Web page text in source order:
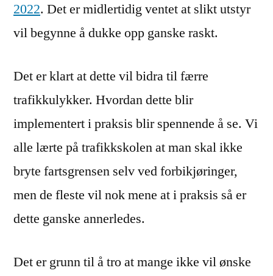
2022. Det er midlertidig ventet at slikt utstyr
vil begynne å dukke opp ganske raskt.
Det er klart at dette vil bidra til færre
trafikkulykker. Hvordan dette blir
implementert i praksis blir spennende å se. Vi
alle lærte på trafikkskolen at man skal ikke
bryte fartsgrensen selv ved forbikjøringer,
men de fleste vil nok mene at i praksis så er
dette ganske annerledes.
Det er grunn til å tro at mange ikke vil ønske